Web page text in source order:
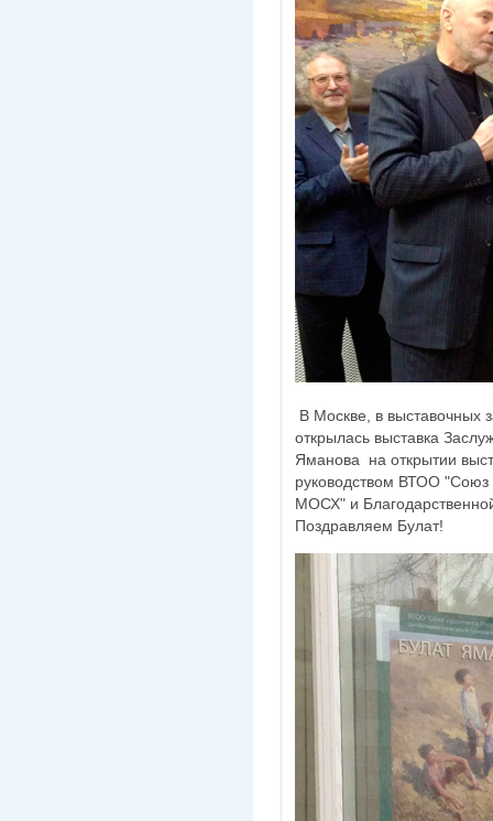
В Москве, в выставочных
открылась выставка
Яманова на открытии
руководством ВТОО "Союз
МОСХ" и
Поздравляем Булат!